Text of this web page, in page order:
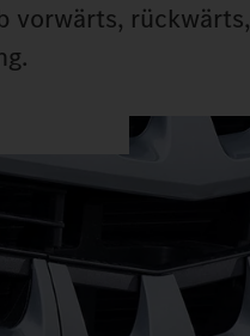
vorwärts, rückwärts,